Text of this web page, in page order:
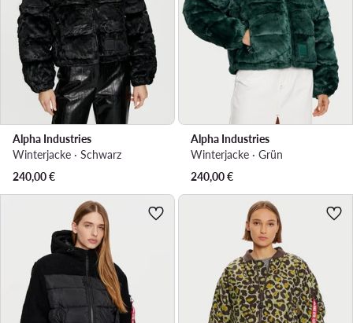
Alpha Industries
Winterjacke · Schwarz
240,00€
Alpha Industries
Winterjacke · Grün
240,00€